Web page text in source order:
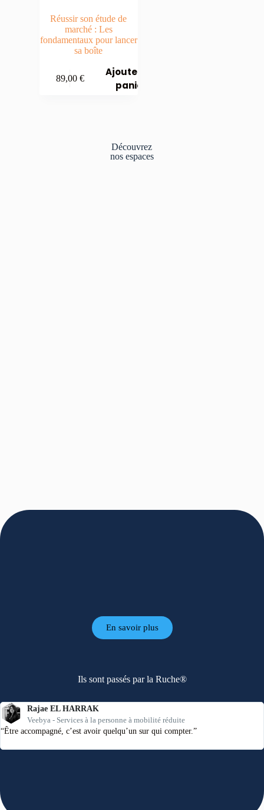
Réussir son étude de
marché : Les
fondamentaux pour lancer
sa boîte
89,00 €
Ajouter au
panier
Découvrez
nos espaces
En savoir plus
Ils sont passés par la Ruche®
Rajae EL HARRAK
Veebya - Services à la personne à mobilité réduite
“Être accompagné, c’est avoir quelqu’un sur qui compter.”